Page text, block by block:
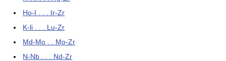
Ho-I . . . Ir-Zr
K-li . . . Lu-Zr
Md-Mo . . Mo-Zr
N-Nb . . . Nd-Zr